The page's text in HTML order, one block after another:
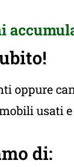
oppure
usati
di: